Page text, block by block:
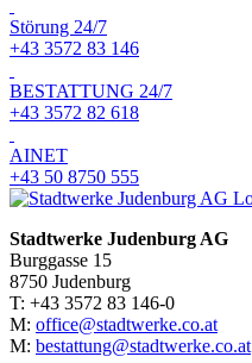
Störung 24/7
+43 3572 83 146
BESTATTUNG 24/7
+43 3572 82 618
AINET
+43 50 8750 555
Stadtwerke Judenburg AG
Burggasse 15
8750 Judenburg
T: +43 3572 83 146-0
M: office@stadtwerke.co.at
M: bestattung@stadtwerke.co.at